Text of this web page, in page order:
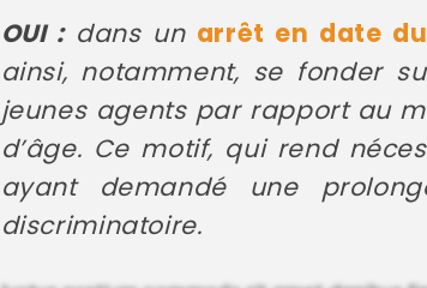
OUI :dans un arrêt en date
ainsi, notamment, se fonder
jeunes agents par rapport au
d’âge. Ce motif, qui rend
ayant demandé une
discriminatoire.